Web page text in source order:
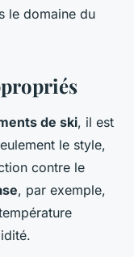
le domaine du
de ski, il est
le style,
contre le
, par exemple,